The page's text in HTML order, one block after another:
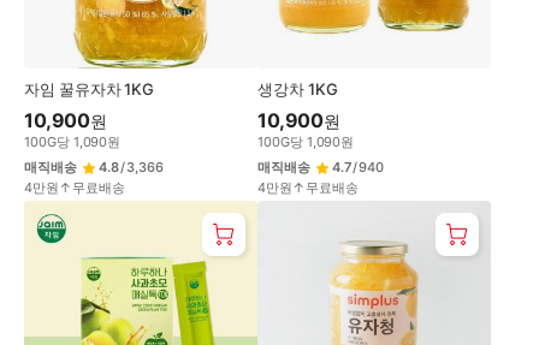
자임 꿀유자차 1KG
10,900원
100G당 1,090원
매직배송
4.8/3,366
4만원↑무료배송
생강차 1KG
10,900원
100G당 1,090원
매직배송
4.7/940
4만원↑무료배송